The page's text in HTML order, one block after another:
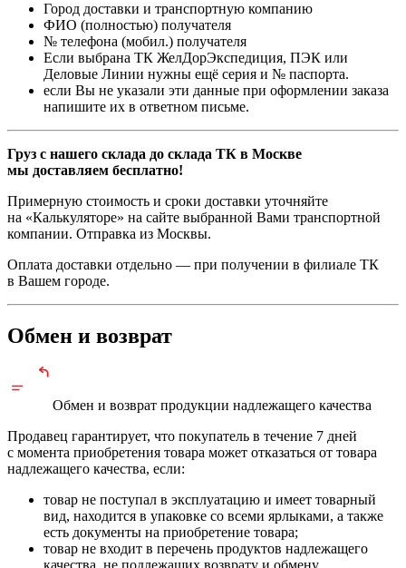
Город доставки и транспортную компанию
ФИО (полностью) получателя
№ телефона (мобил.) получателя
Если выбрана ТК ЖелДорЭкспедиция, ПЭК или
Деловые Линии нужны ещё серия и № паспорта.
если Вы не указали эти данные при оформлении заказа
напишите их в ответном письме.
Груз с нашего склада до склада ТК в Москве
мы доставляем бесплатно!
Примерную стоимость и сроки доставки уточняйте
на «Калькуляторе» на сайте выбранной Вами транспортной
компании. Отправка из Москвы.
Оплата доставки отдельно — при получении в филиале ТК
в Вашем городе.
Обмен и возврат
Обмен и возврат продукции надлежащего качества
Продавец гарантирует, что покупатель в течение 7 дней
с момента приобретения товара может отказаться от товара
надлежащего качества, если:
товар не поступал в эксплуатацию и имеет товарный
вид, находится в упаковке со всеми ярлыками, а также
есть документы на приобретение товара;
товар не входит в перечень продуктов надлежащего
качества, не подлежащих возврату и обмену.